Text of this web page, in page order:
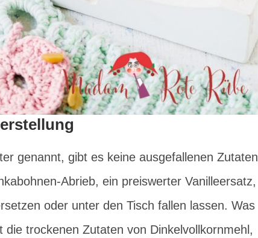
genannt, gibt es keine ausgefallenen Zutaten
Abrieb, ein preiswerter Vanilleersatz,
oder unter den Tisch fallen lassen. Was
trockenen Zutaten von Dinkelvollkornmehl,